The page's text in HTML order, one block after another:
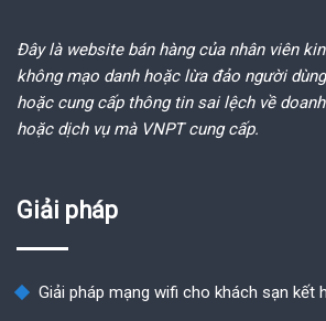
Đây là website bán hàng của nhân viên
không mạo danh hoặc lừa đảo người
hoặc cung cấp thông tin sai lệch về
hoặc dịch vụ mà VNPT cung cấp.
Giải pháp
Giải pháp mạng wifi cho khách sạn kết